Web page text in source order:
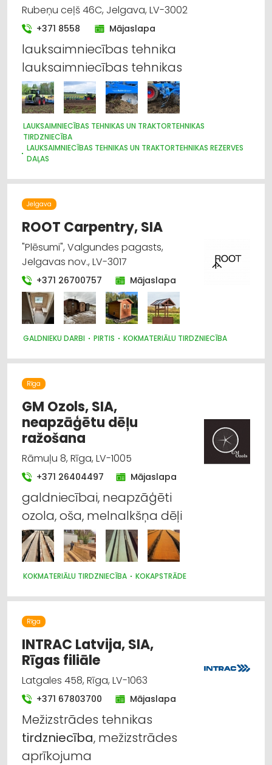
Rubeņu ceļš 46C, Jelgava, LV-3002
+371 8558 Mājaslapa
lauksaimniecības tehnika
lauksaimniecības tehnikas
LAUKSAIMNIECĪBAS TEHNIKAS UN TRAKTORTEHNIKAS
TIRDZNIECĪBA
LAUKSAIMNIECĪBAS TEHNIKAS UN TRAKTORTEHNIKAS REZERVES
DAĻAS
LABOŠANA, REMONTS
IEKRAUŠANAS UN IZKRAUŠANAS TEHNIKA
Jelgava
ROOT Carpentry, SIA
"Plēsumi", Valgundes pagasts,
Jelgavas nov., LV-3017
+371 26700757 Mājaslapa
GALDNIEKU DARBI PIRTIS KOKMATERIĀLU TIRDZNIECĪBA
Rīga
GM Ozols, SIA,
neapzāģētu dēļu
ražošana
Rāmuļu 8, Rīga, LV-1005
+371 26404497 Mājaslapa
galdniecībai, neapzāģēti
ozola, oša, melnalkšņa dēļi
KOKMATERIĀLU TIRDZNIECĪBA KOKAPSTRĀDE
Rīga
INTRAC Latvija, SIA,
Rīgas filiāle
Latgales 458, Rīga, LV-1063
+371 67803700 Mājaslapa
Mežizstrādes tehnikas
tirdzniecība, mežizstrādes
aprīkojuma